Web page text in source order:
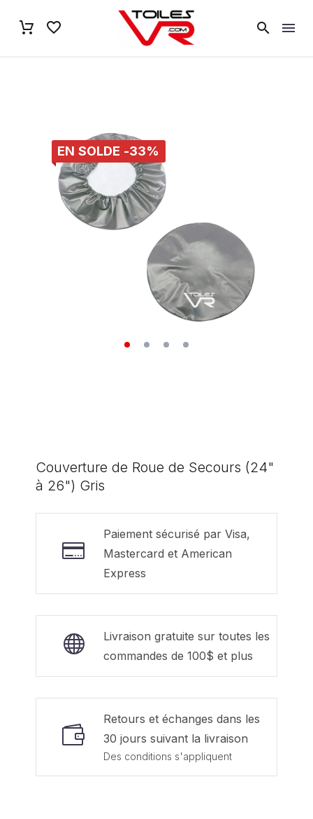
EN SOLDE -33%
Couverture de Roue de Secours (24"
à 26") Gris
Paiement sécurisé par Visa,
Mastercard et American
Express
Livraison gratuite sur toutes les
commandes de 100$ et plus
Retours et échanges dans les
30 jours suivant la livraison
Des conditions s'appliquent